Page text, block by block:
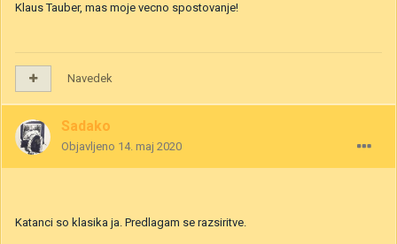
Klaus Tauber, mas moje vecno spostovanje!
Navedek
Sadako
Objavljeno 14. maj 2020
Katanci so klasika ja. Predlagam se razsiritve.